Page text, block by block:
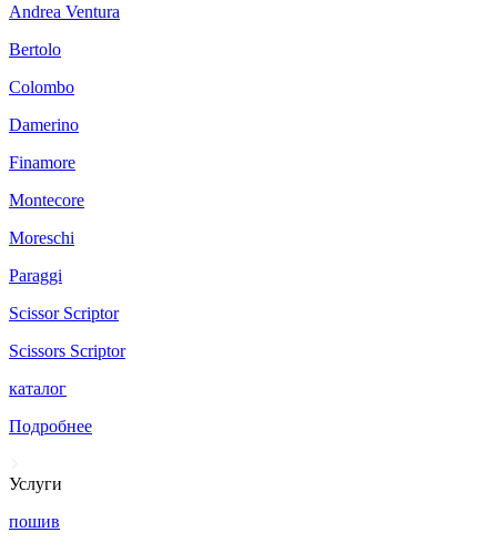
Andrea Ventura
Bertolo
Colombo
Damerino
Finamore
Montecore
Moreschi
Paraggi
Scissor Scriptor
Scissors Scriptor
каталог
Подробнее
Услуги
пошив